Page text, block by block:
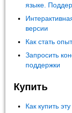
языке.
версии
Как стать
Запросить
поддержки
Купить
Как купить